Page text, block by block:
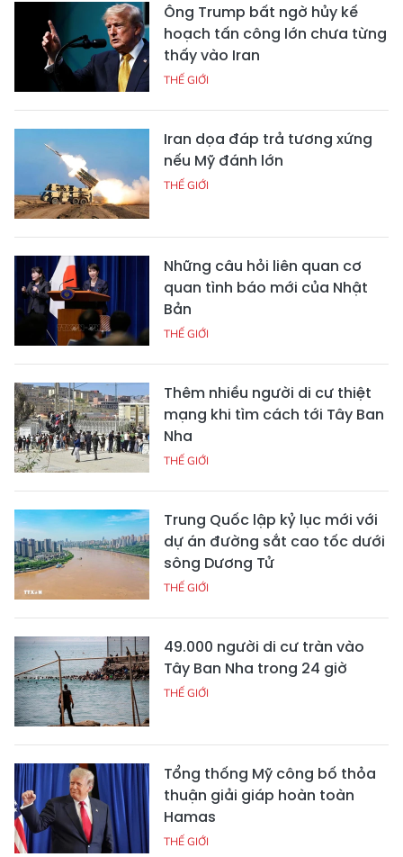
Ông Trump bất ngờ hủy kế
hoạch tấn công lớn chưa từng
thấy vào Iran
THẾ GIỚI
Iran dọa đáp trả tương xứng
nếu Mỹ đánh lớn
THẾ GIỚI
Những câu hỏi liên quan cơ
quan tình báo mới của Nhật
Bản
THẾ GIỚI
Thêm nhiều người di cư thiệt
mạng khi tìm cách tới Tây Ban
Nha
THẾ GIỚI
Trung Quốc lập kỷ lục mới với
dự án đường sắt cao tốc dưới
sông Dương Tử
THẾ GIỚI
49.000 người di cư tràn vào
Tây Ban Nha trong 24 giờ
THẾ GIỚI
Tổng thống Mỹ công bố thỏa
thuận giải giáp hoàn toàn
Hamas
THẾ GIỚI